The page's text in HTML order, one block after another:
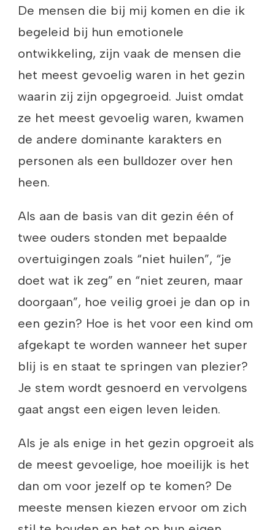
De mensen die bij mij komen en die ik
begeleid bij hun emotionele
ontwikkeling, zijn vaak de mensen die
het meest gevoelig waren in het gezin
waarin zij zijn opgegroeid. Juist omdat
ze het meest gevoelig waren, kwamen
de andere dominante karakters en
personen als een bulldozer over hen
heen.
Als aan de basis van dit gezin één of
twee ouders stonden met bepaalde
overtuigingen zoals “niet huilen”, “je
doet wat ik zeg” en “niet zeuren, maar
doorgaan”, hoe veilig groei je dan op in
een gezin? Hoe is het voor een kind om
afgekapt te worden wanneer het super
blij is en staat te springen van plezier?
Je stem wordt gesnoerd en vervolgens
gaat angst een eigen leven leiden.
Als je als enige in het gezin opgroeit als
de meest gevoelige, hoe moeilijk is het
dan om voor jezelf op te komen? De
meeste mensen kiezen ervoor om zich